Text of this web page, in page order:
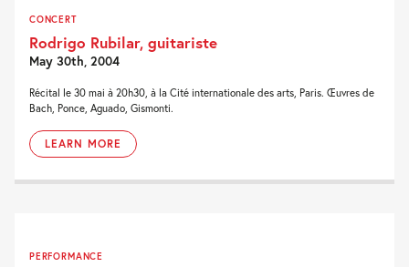
CONCERT
Rodrigo Rubilar, guitariste
May 30th, 2004
Récital le 30 mai à 20h30, à la Cité internationale des arts, Paris. Œuvres de
Bach, Ponce, Aguado, Gismonti.
LEARN MORE
PERFORMANCE